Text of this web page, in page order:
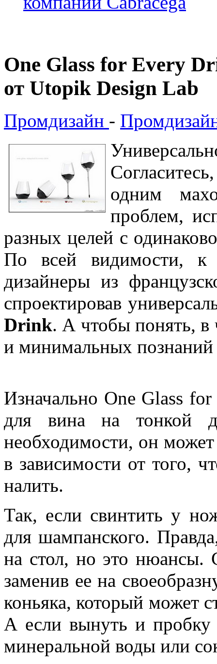
One Glass for Every
от Utopik Design Lab
Промдизайн -
одним
проблем,
разных целей с
По всей видимости,
дизайнеры из
спроектировав
Drink. А чтобы понять, в
и минимальных познаний
Изначально One Glass
для вина на тонкой
необходимости, он
в зависимости от того,
налить.
Так, если свинтить у
для шампанского.
на стол, но это нюансы.
заменив ее на
коньяка, который может
А если вынуть и
минеральной воды или